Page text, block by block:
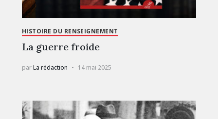
HISTOIRE DU RENSEIGNEMENT
La guerre froide
parLa rédaction 14 mai 2025